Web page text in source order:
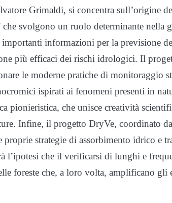
Grimaldi, si concentra sull’origine
svolgono un ruolo determinante nella
informazioni per la previsione
più efficaci dei rischi idrologici. Il
le moderne pratiche di monitoraggio
ispirati ai fenomeni presenti in
pionieristica, che unisce creatività
Infine, il progetto DryVe, coordinato
proprie strategie di assorbimento idrico e
l’ipotesi che il verificarsi di lunghi e
foreste che, a loro volta, amplificano gli